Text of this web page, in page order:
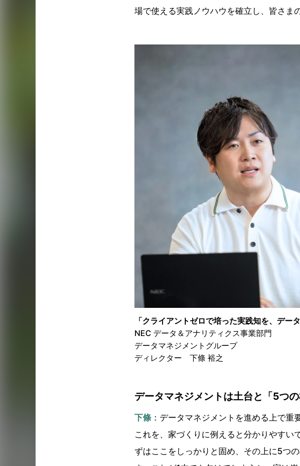
場で使える実践ノウハウを確立し、皆さま
「クライアントゼロで培った実践知を、デー
NEC データ＆アナリティクス事業部門
データマネジメントグループ
ディレクター 下條 裕之
データマネジメントは土台と「5つ
下條 ：データマネジメントを進める上で重
これを、家づくりに例えると分かりやすい
ずはここをしっかりと固め、その上に5つ